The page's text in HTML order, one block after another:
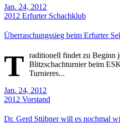
Jan. 24, 2012
2012 Erfurter Schachklub
Überraschungssieg beim Erfurter
T raditionell findet zu Beginn
Blitzschachturnier beim
Turnieres...
Jan. 24, 2012
2012 Vorstand
Dr. Gerd Stübner will es nochmal